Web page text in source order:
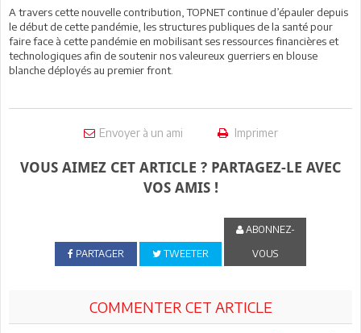
A travers cette nouvelle contribution, TOPNET continue d’épauler depuis
le début de cette pandémie, les structures publiques de la santé pour
faire face à cette pandémie en mobilisant ses ressources financières et
technologiques afin de soutenir nos valeureux guerriers en blouse
blanche déployés au premier front.
Envoyer à un ami Imprimer
VOUS AIMEZ CET ARTICLE ? PARTAGEZ-LE AVEC
VOS AMIS !
PARTAGER TWEETER
ABONNEZ-
VOUS
COMMENTER CET ARTICLE